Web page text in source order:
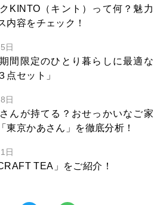
KINTO（キント）って何？魅力
内容をチェック！
日
間限定のひとり暮らしに最適な
点セット」
日
んが持てる？おせっかいなご家
東京かあさん」を徹底分析！
日
TEA」をご紹介！